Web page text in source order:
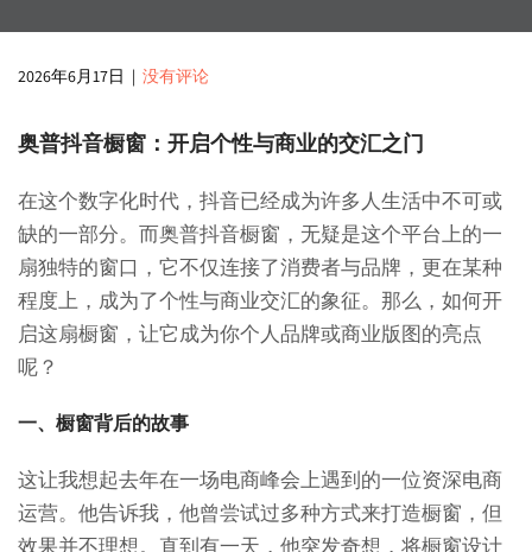
2026年6月17日 | 没有评论
奥普抖音橱窗：开启个性与商业的交汇之门
在这个数字化时代，抖音已经成为许多人生活中不可或
缺的一部分。而奥普抖音橱窗，无疑是这个平台上的一
扇独特的窗口，它不仅连接了消费者与品牌，更在某种
程度上，成为了个性与商业交汇的象征。那么，如何开
启这扇橱窗，让它成为你个人品牌或商业版图的亮点
呢？
一、橱窗背后的故事
这让我想起去年在一场电商峰会上遇到的一位资深电商
运营。他告诉我，他曾尝试过多种方式来打造橱窗，但
效果并不理想。直到有一天，他突发奇想，将橱窗设计